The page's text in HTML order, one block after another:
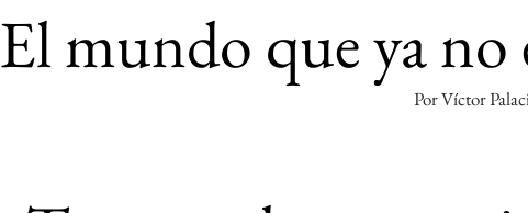
El mundo que ya no
Por Víctor